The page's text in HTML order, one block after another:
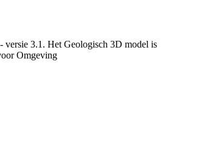
versie 3.1. Het Geologisch 3D model is
Omgeving